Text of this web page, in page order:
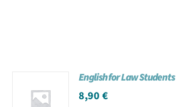
English for Law Students
8,90€